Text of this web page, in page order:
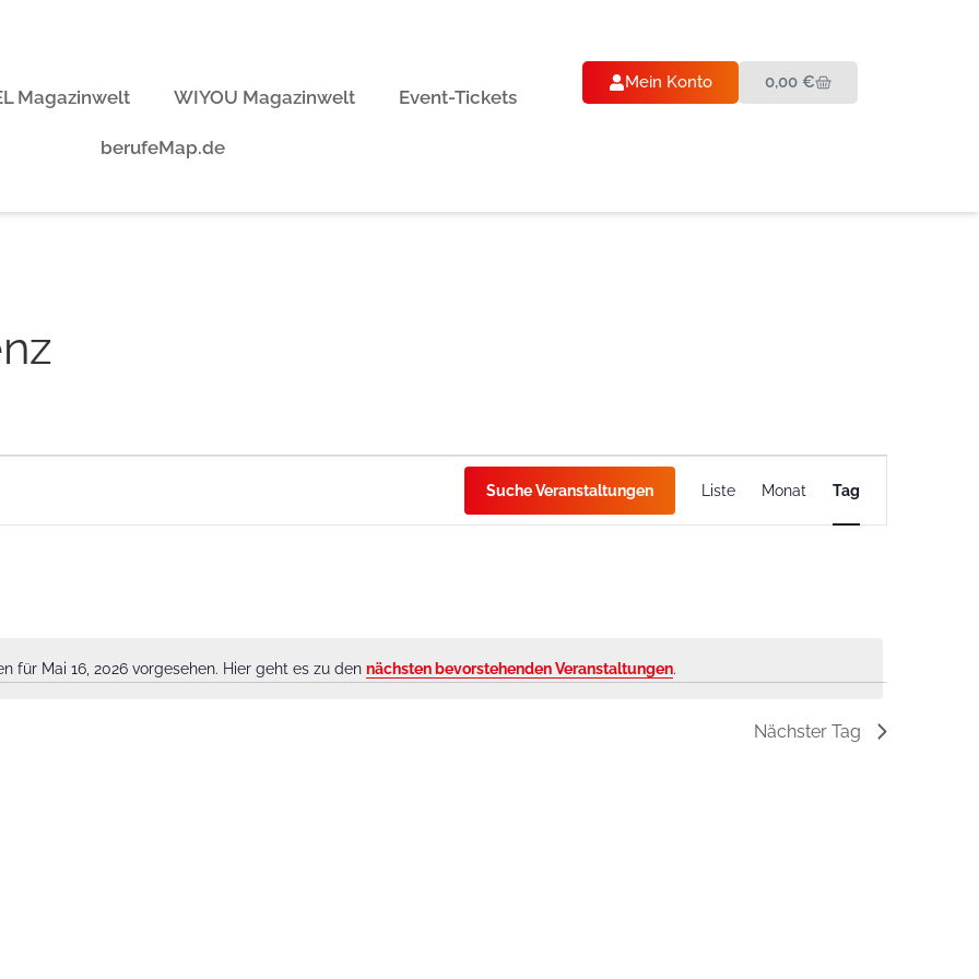
Magazinwelt WIYOU Magazinwelt Event-Tickets
berufeMap.de
Mein Konto 0,00€
Hinweis
für Mai 16, 2026 vorgesehen. Hier geht es zu den nächsten bevorstehenden Veranstaltungen.
Suche Veranstaltungen
Ansichten-
Liste Monat Tag
Nächster Tag